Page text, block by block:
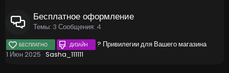
Бесплатное оформление
Темы 3 Сообщения 4
БЕСПЛАТНО ДИЗАЙН
? Привилегии для Вашего магазина
1 Июн 2025 Sasha_111111